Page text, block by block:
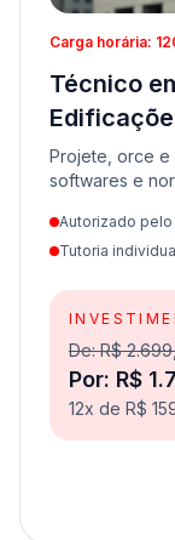
Carga horária:
Técnico
Projete, orce e
softwares e
Autorizado pelo
Tutoria
De: R$
Por: R$
12x de R$